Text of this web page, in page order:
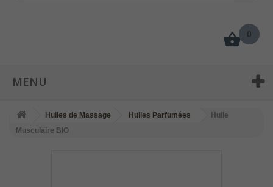
MENU
0
Huiles de Massage Huiles Parfumées
Huile
Musculaire BIO